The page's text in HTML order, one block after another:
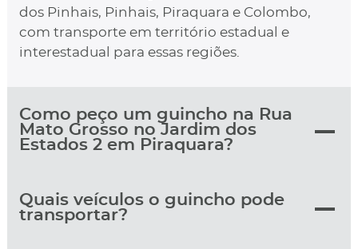
dos Pinhais, Pinhais, Piraquara e Colombo,
com transporte em território estadual e
interestadual para essas regiões.
Como peço um guincho na Rua
Mato Grosso no Jardim dos
Estados 2 em Piraquara?
Quais veículos o guincho pode
transportar?